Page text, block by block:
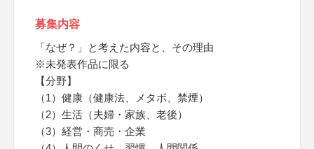
募集内容
「なぜ？」と考えた内容と、その理由
※未発表作品に限る
【分野】
（1）健康（健康法、メタボ、禁煙）
（2）生活（夫婦・家族、老後）
（3）経営・商売・企業